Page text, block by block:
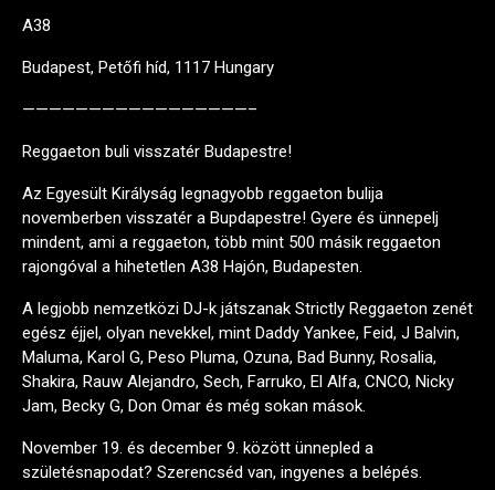
A38
Budapest, Petőfi híd, 1117 Hungary
—————————————————–
Reggaeton buli visszatér Budapestre!
Az Egyesült Királyság legnagyobb reggaeton bulija
novemberben visszatér a Bupdapestre! Gyere és ünnepelj
mindent, ami a reggaeton, több mint 500 másik reggaeton
rajongóval a hihetetlen A38 Hajón, Budapesten.
A legjobb nemzetközi DJ-k játszanak Strictly Reggaeton zenét
egész éjjel, olyan nevekkel, mint Daddy Yankee, Feid, J Balvin,
Maluma, Karol G, Peso Pluma, Ozuna, Bad Bunny, Rosalia,
Shakira, Rauw Alejandro, Sech, Farruko, El Alfa, CNCO, Nicky
Jam, Becky G, Don Omar és még sokan mások.
November 19. és december 9. között ünnepled a
születésnapodat? Szerencséd van, ingyenes a belépés.